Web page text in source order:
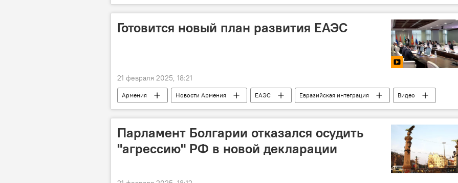
Новости Армения
Готовится новый план развития ЕАЭС
21 февраля 2025, 18:21
Армения Новости Армения ЕАЭС Евразийская интеграция Видео
Парламент Болгарии отказался осудить
"агрессию" РФ в новой декларации